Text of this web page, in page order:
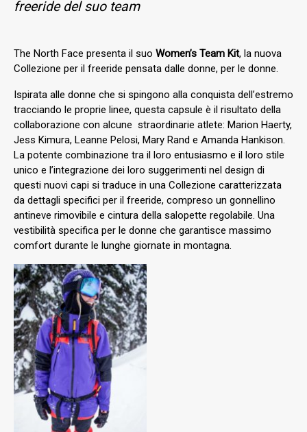
freeride del suo team
The North Face presenta il suo Women’s Team Kit, la nuova
Collezione per il freeride pensata dalle donne, per le donne.
Ispirata alle donne che si spingono alla conquista dell’estremo
tracciando le proprie linee, questa capsule è il risultato della
collaborazione con alcune straordinarie atlete: Marion Haerty,
Jess Kimura, Leanne Pelosi, Mary Rand e Amanda Hankison.
La potente combinazione tra il loro entusiasmo e il loro stile
unico e l’integrazione dei loro suggerimenti nel design di
questi nuovi capi si traduce in una Collezione caratterizzata
da dettagli specifici per il freeride, compreso un gonnellino
antineve rimovibile e cintura della salopette regolabile. Una
vestibilità specifica per le donne che garantisce massimo
comfort durante le lunghe giornate in montagna.